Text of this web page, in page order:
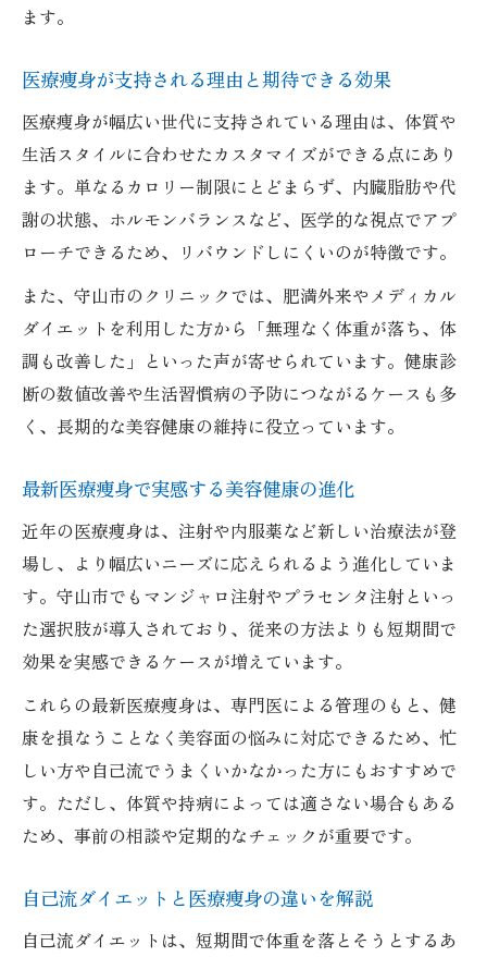
医療痩身におけるGLP-1注射の効果と注意
点
GLP-1注射による持続可能な美容健康の秘
訣
体質改善に役立つ医療痩身最新施術を紹介
化
セルフケアと医療痩身の相乗効果で理想実現
医療痩身とセルフケアの両立で美と健康を
手に入れる
めるコツ
自宅ケアと医療痩身の連携による理想のボ
ディ実現
医療痩身後におすすめのセルフケア習慣を
解説
医療痩身とセルフケアの相乗効果で健康寿
命を延ばす
ます。
医療痩身が支持される理由と期待できる効果
医療痩身が幅広い世代に支持されている理由は、体質や
生活スタイルに合わせたカスタマイズができる点にあり
ます。単なるカロリー制限にとどまらず、内臓脂肪や代
謝の状態、ホルモンバランスなど、医学的な視点でアプ
ローチできるため、リバウンドしにくいのが特徴です。
また、守山市のクリニックでは、肥満外来やメディカル
ダイエットを利用した方から「無理なく体重が落ち、体
調も改善した」といった声が寄せられています。健康診
断の数値改善や生活習慣病の予防につながるケースも多
く、長期的な美容健康の維持に役立っています。
最新医療痩身で実感する美容健康の進化
近年の医療痩身は、注射や内服薬など新しい治療法が登
場し、より幅広いニーズに応えられるよう進化していま
す。守山市でもマンジャロ注射やプラセンタ注射といっ
た選択肢が導入されており、従来の方法よりも短期間で
効果を実感できるケースが増えています。
これらの最新医療痩身は、専門医による管理のもと、健
康を損なうことなく美容面の悩みに対応できるため、忙
しい方や自己流でうまくいかなかった方にもおすすめで
す。ただし、体質や持病によっては適さない場合もある
ため、事前の相談や定期的なチェックが重要です。
自己流ダイエットと医療痩身の違いを解説
自己流ダイエットは、短期間で体重を落とそうとするあ